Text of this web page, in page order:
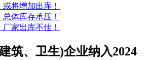
将增加出库！
体库存承压！
家出库不佳！
筑、卫生)企业纳入2024